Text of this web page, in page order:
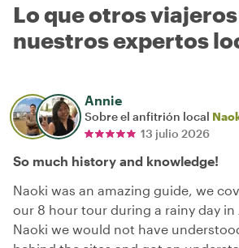
Lo que otros
nuestros expertos
Annie
Sobre el anfitrión local
13 julio 2026
So much history and knowledge!
Naoki was an amazing guide, we
our 8 hour tour during a rainy day in
Naoki we would not have